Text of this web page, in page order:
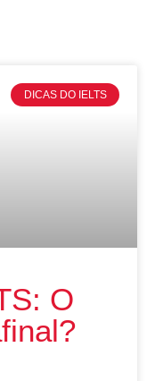
DICAS DO IELTS
O